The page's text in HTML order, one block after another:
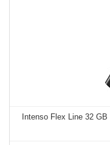
Intenso Flex Line 32